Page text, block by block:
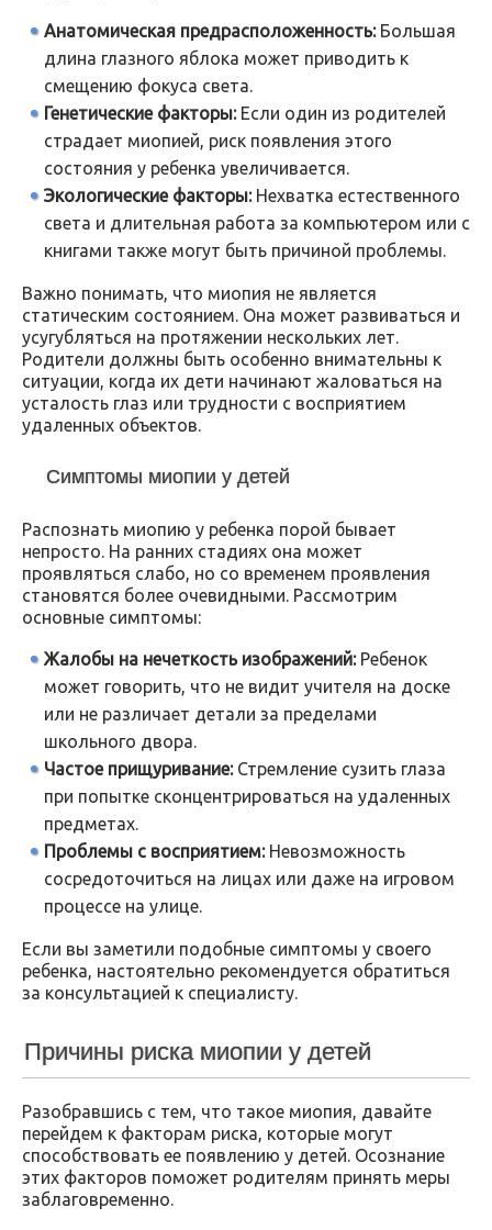
Анатомическая предрасположенность:Большая
длина глазного яблока может приводить к
смещению фокуса света.
Генетические факторы:Если один из родителей
страдает миопией, риск появления этого
состояния у ребенка увеличивается.
Экологические факторы:Нехватка естественного
света и длительная работа за компьютером или с
книгами также могут быть причиной проблемы.
Важно понимать, что миопия не является
статическим состоянием. Она может развиваться и
усугубляться на протяжении нескольких лет.
Родители должны быть особенно внимательны к
ситуации, когда их дети начинают жаловаться на
усталость глаз или трудности с восприятием
удаленных объектов.
Симптомы миопии у детей
Распознать миопию у ребенка порой бывает
непросто. На ранних стадиях она может
проявляться слабо, но со временем проявления
становятся более очевидными. Рассмотрим
основные симптомы:
Жалобы на нечеткость изображений:Ребенок
может говорить, что не видит учителя на доске
или не различает детали за пределами
школьного двора.
Частое прищуривание:Стремление сузить глаза
при попытке сконцентрироваться на удаленных
предметах.
Проблемы с восприятием:Невозможность
сосредоточиться на лицах или даже на игровом
процессе на улице.
Если вы заметили подобные симптомы у своего
ребенка, настоятельно рекомендуется обратиться
за консультацией к специалисту.
Причины риска миопии у детей
Разобравшись с тем, что такое миопия, давайте
перейдем к факторам риска, которые могут
способствовать ее появлению у детей. Осознание
этих факторов поможет родителям принять меры
заблаговременно.